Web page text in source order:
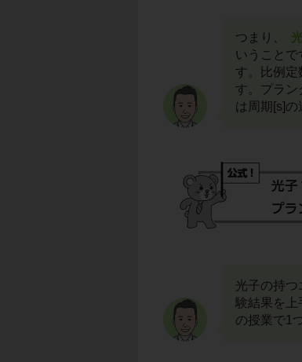
つまり、
いうことで
す。比例定
す。プラン
は周期[s]
光子の持つ
験結果を上
の授業で1